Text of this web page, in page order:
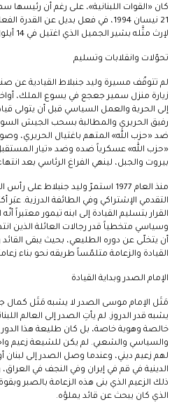
كان «القوات اللبنانية»، على رغم أن رئيسها
21 نيسان 1994، في فعل بديل عن
لإرث مثَّله بشير الجميل الذي اغتيل في 14 أيلول 1982.
تحوّلات وانقلابات وتسليم
لم تتوقّف مسيرة وليد جنبلاط القيادية عن
رفيق الحريري والمطالبة بسحب الجيش
«حزب الله» عسكرياً ضده وضد «تيار
بيروت والجبل، لينهي الفراغ الرئاسي بعد
منذ العام 1977 استمرّ وليد جنبلاط
التقدمي الإشتراكي وفي الطائفة الدرزية.
القرار بتسليم القيادة إلى ابنه تيمور معتبراً
وسياسي متخطياً قدر رجالات العائلة الذين
أن يتخلّى عن دوره الطليعي، بحيث يبقى
القيادة والزعامة متلمّساً طريقه نحو بناء
الإمام الصدر وبداية القيادة
مَثَل الإمام موسى الصدر لا يشبه مَثَل كمال
يشبه قدر الدروز. لم يأتِ الصدر إلى العالم
خالصة وهوية خاصة، بل كان طليعة هذا الدور
والسياسي والشعبي. لم يكن للشيعة زعيم
لهم زعيم ديني، وعندما وصل الصدر إلى لبنان
الدينية في قم في إيران وفي النجف في
ذلك الزعيم الذي بنى هذه الزعامة بالصبر
الذي كان يبحث عن قائد يملؤه.